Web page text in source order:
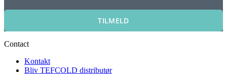
TILMELD
Contact
Kontakt
Bliv TEFCOLD distributør